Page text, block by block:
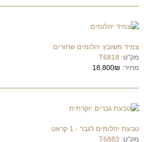
צמיד משובץ יהלומים שחורים
מק"ט: T6818
מחיר: 18,800₪
טבעת יהלומים לגבר - 1 קראט
מק"ט: T6883